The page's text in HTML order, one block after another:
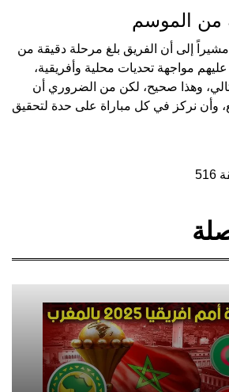
الموسم
إلى أن الفريق بلغ مرحلة دقيقة من
مواجهة تحديات محلية وأفريقية،
وهذا صحيح، لكن من الضروري أن
وأن نركز في كل مباراة على حدة لتحقيق